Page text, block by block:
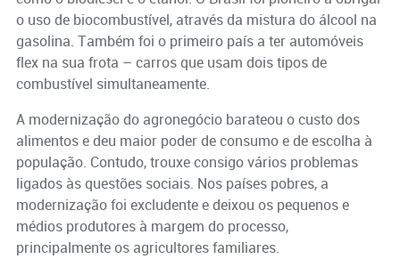
o uso de biocombustível, através da mistura do álcool na
gasolina. Também foi o primeiro país a ter automóveis
flex na sua frota – carros que usam dois tipos de
combustível simultaneamente.
A modernização do agronegócio barateou o custo dos
alimentos e deu maior poder de consumo e de escolha à
população. Contudo, trouxe consigo vários problemas
ligados às questões sociais. Nos países pobres, a
modernização foi excludente e deixou os pequenos e
médios produtores à margem do processo,
principalmente os agricultores familiares.